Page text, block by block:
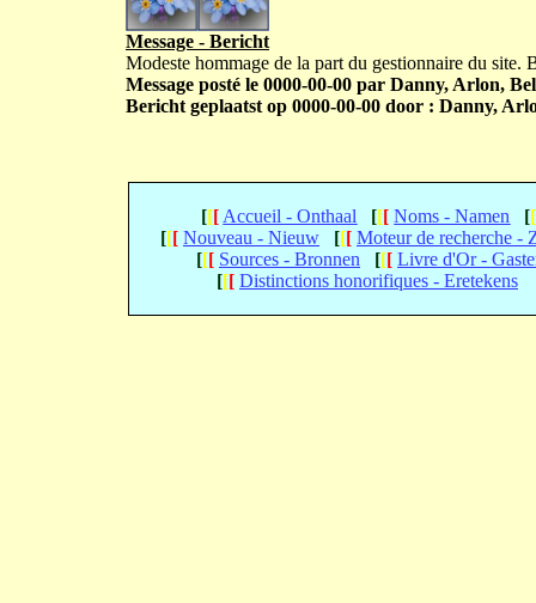
Message - Bericht
Modeste hommage de la part du gestionnaire du site.
Message posté le 0000-00-00 par Danny, Arlon,
Bericht geplaatst op 0000-00-00 door : Danny,
[[[ Accueil - Onthaal [[[ Noms - Namen [[
[[[ Nouveau - Nieuw [[[ Moteur de recherche -
[[[ Sources - Bronnen [[[ Livre d'Or -
[[[ Distinctions honorifiques - Eretekens